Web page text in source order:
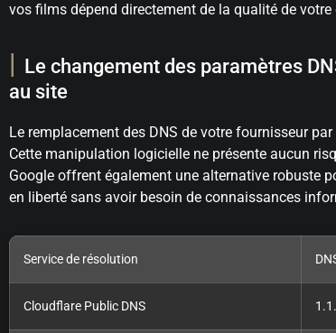
vos films dépend directement de la qualité de
Le changement des paramètres
au site
Le remplacement des DNS de votre fournisseur
Cette manipulation logicielle ne présente aucun
Google offrent également une alternative robuste
en liberté sans avoir besoin de connaissances
Service de résolution
Cloudflare Public DNS